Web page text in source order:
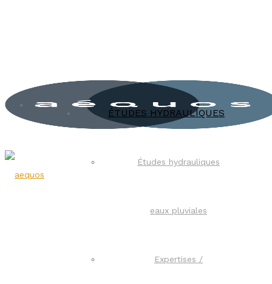
ÉTUDES HYDRAULIQUES
Études hydrauliques
eaux pluviales
Expertises /